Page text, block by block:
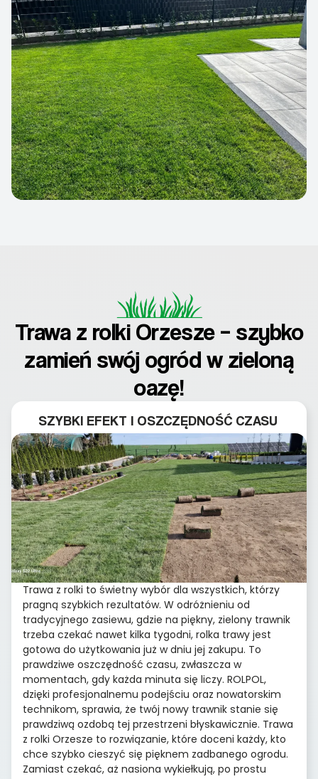
Trawa z rolki Orzesze – szybko
zamień swój ogród w zieloną
oazę!
SZYBKI EFEKT I OSZCZĘDNOŚĆ CZASU
Trawa z rolki to świetny wybór dla wszystkich, którzy
pragną szybkich rezultatów. W odróżnieniu od
tradycyjnego zasiewu, gdzie na piękny, zielony trawnik
trzeba czekać nawet kilka tygodni, rolka trawy jest
gotowa do użytkowania już w dniu jej zakupu. To
prawdziwe oszczędność czasu, zwłaszcza w
momentach, gdy każda minuta się liczy. ROLPOL,
dzięki profesjonalnemu podejściu oraz nowatorskim
technikom, sprawia, że twój nowy trawnik stanie się
prawdziwą ozdobą tej przestrzeni błyskawicznie. Trawa
z rolki Orzesze to rozwiązanie, które doceni każdy, kto
chce szybko cieszyć się pięknem zadbanego ogrodu.
Zamiast czekać, aż nasiona wykiełkują, po prostu